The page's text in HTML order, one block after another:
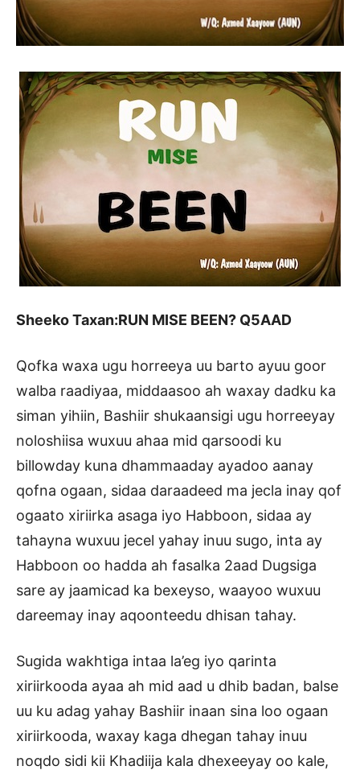
Sheeko Taxan:RUN MISE BEEN? Q5AAD
Qofka waxa ugu horreeya uu barto ayuu goor
walba raadiyaa, middaasoo ah waxay dadku ka
siman yihiin, Bashiir shukaansigi ugu horreeyay
noloshiisa wuxuu ahaa mid qarsoodi ku
billowday kuna dhammaaday ayadoo aanay
qofna ogaan, sidaa daraadeed ma jecla inay qof
ogaato xiriirka asaga iyo Habboon, sidaa ay
tahayna wuxuu jecel yahay inuu sugo, inta ay
Habboon oo hadda ah fasalka 2aad Dugsiga
sare ay jaamicad ka bexeyso, waayoo wuxuu
dareemay inay aqoonteedu dhisan tahay.
Sugida wakhtiga intaa la’eg iyo qarinta
xiriirkooda ayaa ah mid aad u dhib badan, balse
uu ku adag yahay Bashiir inaan sina loo ogaan
xiriirkooda, waxay kaga dhegan tahay inuu
noqdo sidi kii Khadiija kala dhexeeyay oo kale,